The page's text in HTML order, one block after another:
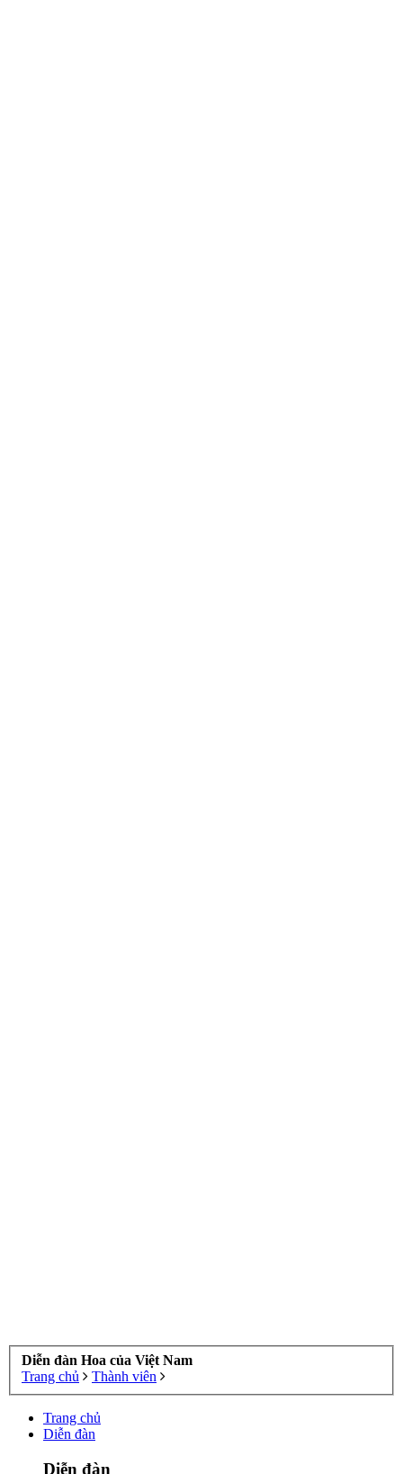
Diễn đàn Hoa của Việt Nam
Trang chủ
Thành viên
Trang chủ
Diễn đàn
Diễn đàn